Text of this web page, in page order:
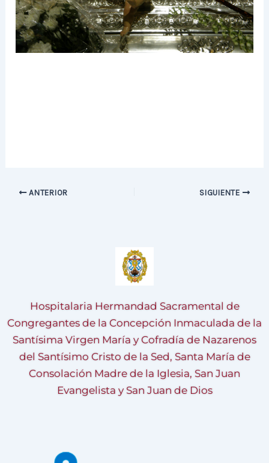
ANTERIOR SIGUIENTE
Hospitalaria Hermandad Sacramental de
Congregantes de la Concepción Inmaculada de la
Santísima Virgen María y Cofradía de Nazarenos
del Santísimo Cristo de la Sed, Santa María de
Consolación Madre de la Iglesia, San Juan
Evangelista y San Juan de Dios